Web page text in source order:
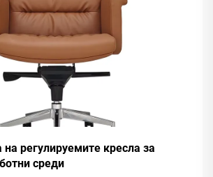
регулируемите кресла за
среди